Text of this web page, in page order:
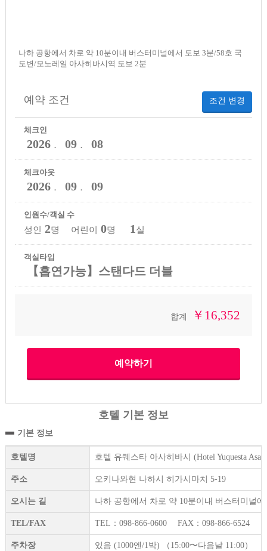
나하 공항에서 차로 약 10분이내 버스터미널에서 도보 3분/58호 국
도변/모노레일 아사히바시역 도보 2분
조건 변경
예약 조건
체크인
2026． 09． 08
체크아웃
2026． 09． 09
인원수/객실 수
성인 2명 어린이 0명 1 실
객실타입
【흡연가능】스탠다드 더블
합계 ￥16,352
호텔 기본 정보
기본 정보
호텔명 호텔 유퀘스타 아사히바시 (Hotel Yuquesta
주소 오키나와현 나하시 히가시마치 5-19
오시는 길 나하 공항에서 차로 약 10분이내 버스터미널
TEL/FAX TEL：098-866-0600 FAX：098-866-6524
주차장 있음 (1000엔/1박) （15:00〜다음날 11:00）